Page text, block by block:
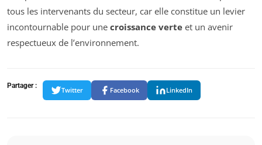
tous les intervenants du secteur, car elle constitue un levier
incontournable pour une croissance verte et un avenir
respectueux de l’environnement.
Partager :
Twitter Facebook LinkedIn